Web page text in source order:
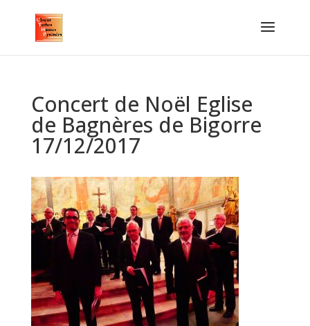
Concert de Noël Eglise
de Bagnères de Bigorre
17/12/2017